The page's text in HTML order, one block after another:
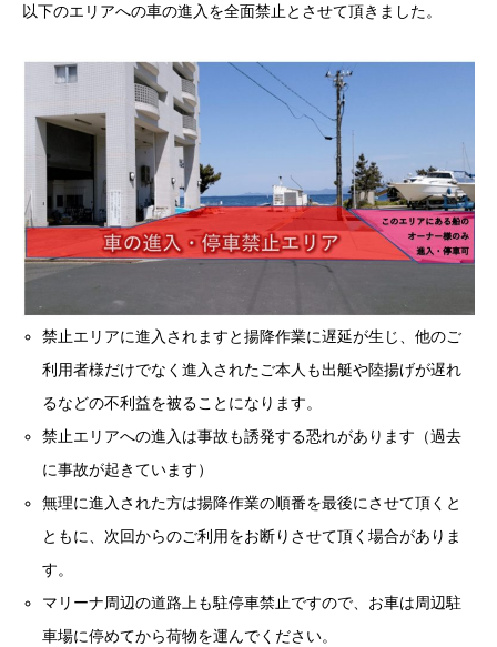
以下のエリアへの車の進入を全面禁止とさせて頂きました。
禁止エリアに進入されますと揚降作業に遅延が生じ、他のご
利用者様だけでなく進入されたご本人も出艇や陸揚げが遅れ
るなどの不利益を被ることになります。
禁止エリアへの進入は事故も誘発する恐れがあります（過去
に事故が起きています）
無理に進入された方は揚降作業の順番を最後にさせて頂くと
ともに、次回からのご利用をお断りさせて頂く場合がありま
す。
マリーナ周辺の道路上も駐停車禁止ですので、お車は周辺駐
車場に停めてから荷物を運んでください。